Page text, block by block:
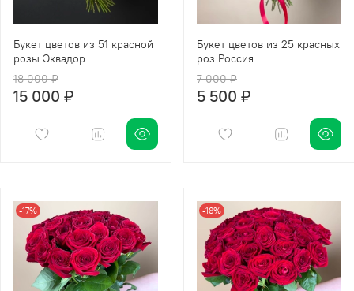
Букет цветов из 51 красной
розы Эквадор
18 000 ₽
15 000 ₽
Букет цветов из 25 красных
роз Россия
7 000 ₽
5 500 ₽
-17% -18%